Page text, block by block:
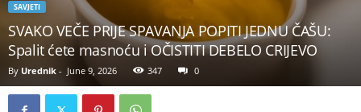
SAVJETI
SVAKO VEČE PRIJE SPAVANJA POPITI JEDNU ČAŠU:
Spalit ćete masnoću i OČISTITI DEBELO CRIJEVO
By Urednik - June 9, 2026 347 0